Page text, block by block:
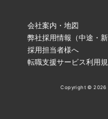
会社案内・地図
弊社採用情報（中途・新
採用担当者様へ
転職支援サービス利用
Copyright © 2026